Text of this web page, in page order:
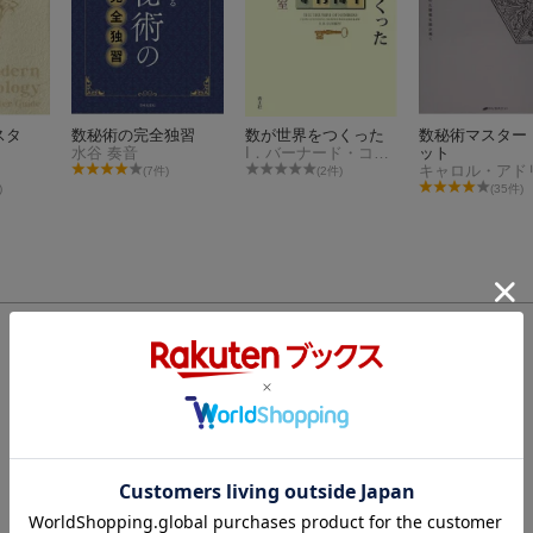
タ
数秘術の完全独習
水谷 奏音
(7件)
数が世界をつくった
(2件)
数秘術マスター
ット
(35件)